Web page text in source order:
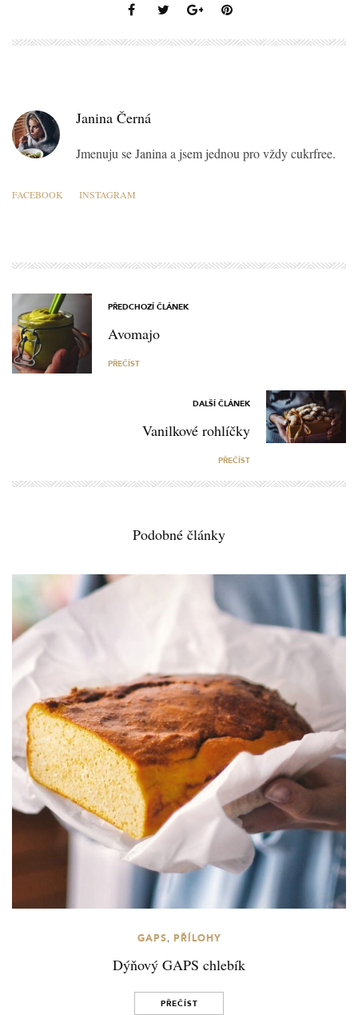
Janina Černá
Jmenuju se Janina a jsem jednou pro vždy cukrfree.
FACEBOOK INSTAGRAM
PŘEDCHOZÍ ČLÁNEK
Avomajo
PŘEČÍST
DALŠÍ ČLÁNEK
Vanilkové rohlíčky
PŘEČÍST
Podobné články
GAPS, PŘÍLOHY
Dýňový GAPS chlebík
PŘEČÍST